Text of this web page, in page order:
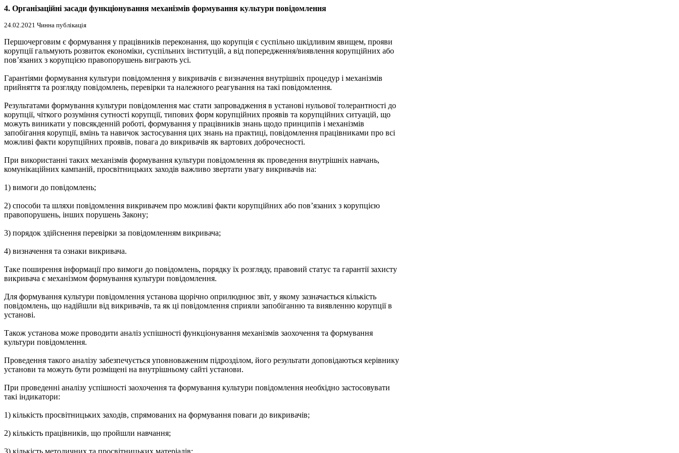
4. Організаційні засади функціонування механізмів формування культури повідомлення
24.02.2021 Чинна публікація
Першочерговим є формування у працівників переконання, що корупція є суспільно шкідливим явищем, прояви
корупції гальмують розвиток економіки, суспільних інституцій, а від попередження/виявлення корупційних або
пов’язаних з корупцією правопорушень виграють усі.
Гарантіями формування культури повідомлення у викривачів є визначення внутрішніх процедур і механізмів
прийняття та розгляду повідомлень, перевірки та належного реагування на такі повідомлення.
Результатами формування культури повідомлення має стати запровадження в установі нульової толерантності до
корупції, чіткого розуміння сутності корупції, типових форм корупційних проявів та корупційних ситуацій, що
можуть виникати у повсякденній роботі, формування у працівників знань щодо принципів і механізмів
запобігання корупції, вмінь та навичок застосування цих знань на практиці, повідомлення працівниками про всі
можливі факти корупційних проявів, повага до викривачів як вартових доброчесності.
При використанні таких механізмів формування культури повідомлення як проведення внутрішніх навчань,
комунікаційних кампаній, просвітницьких заходів важливо звертати увагу викривачів на:
1) вимоги до повідомлень;
2) способи та шляхи повідомлення викривачем про можливі факти корупційних або пов’язаних з корупцією
правопорушень, інших порушень Закону;
3) порядок здійснення перевірки за повідомленням викривача;
4) визначення та ознаки викривача.
Таке поширення інформації про вимоги до повідомлень, порядку їх розгляду, правовий статус та гарантії захисту
викривача є механізмом формування культури повідомлення.
Для формування культури повідомлення установа щорічно оприлюднює звіт, у якому зазначається кількість
повідомлень, що надійшли від викривачів, та як ці повідомлення сприяли запобіганню та виявленню корупції в
установі.
Також установа може проводити аналіз успішності функціонування механізмів заохочення та формування
культури повідомлення.
Проведення такого аналізу забезпечується уповноваженим підрозділом, його результати доповідаються керівнику
установи та можуть бути розміщені на внутрішньому сайті установи.
При проведенні аналізу успішності заохочення та формування культури повідомлення необхідно застосовувати
такі індикатори:
1) кількість просвітницьких заходів, спрямованих на формування поваги до викривачів;
2) кількість працівників, що пройшли навчання;
3) кількість методичних та просвітницьких матеріалів;